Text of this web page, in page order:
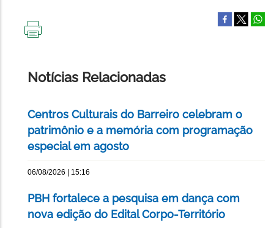
Notícias Relacionadas
Centros Culturais do Barreiro celebram o
patrimônio e a memória com programação
especial em agosto
06/08/2026 | 15:16
PBH fortalece a pesquisa em dança com
nova edição do Edital Corpo-Território